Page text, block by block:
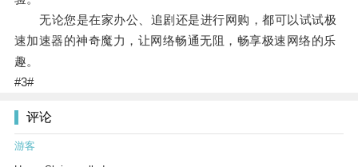
无论您是在家办公、追剧还是进行网购，都可以试试极
速加速器的神奇魔力，让网络畅通无阻，畅享极速网络的乐
趣。
#3#
评论
游客